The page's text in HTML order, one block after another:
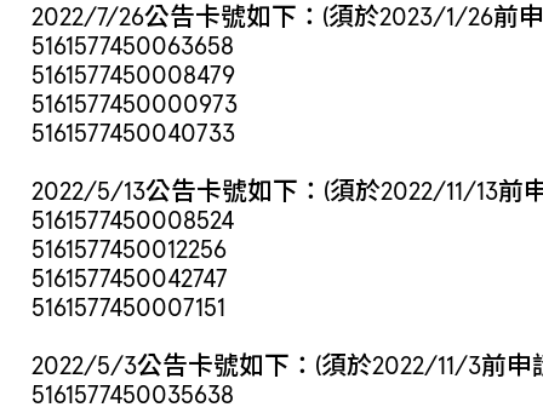
2022/7/26公告卡號如下：(須於2023/1/26前
5161577450063658
5161577450008479
5161577450000973
5161577450040733
2022/5/13公告卡號如下：(須於2022/11/13前
5161577450008524
5161577450012256
5161577450042747
5161577450007151
2022/5/3公告卡號如下：(須於2022/11/3前申
5161577450035638